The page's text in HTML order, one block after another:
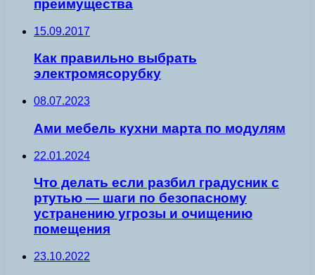
преимущества
15.09.2017
Как правильно выбрать
электромясорубку
08.07.2023
Ами мебель кухни марта по модулям
22.01.2024
Что делать если разбил градусник с
ртутью — шаги по безопасному
устранению угрозы и очищению
помещения
23.10.2022